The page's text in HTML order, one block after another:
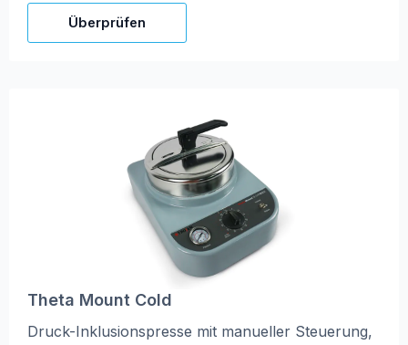
Überprüfen
Theta Mount Cold
Druck-Inklusionspresse mit manueller Steuerung,